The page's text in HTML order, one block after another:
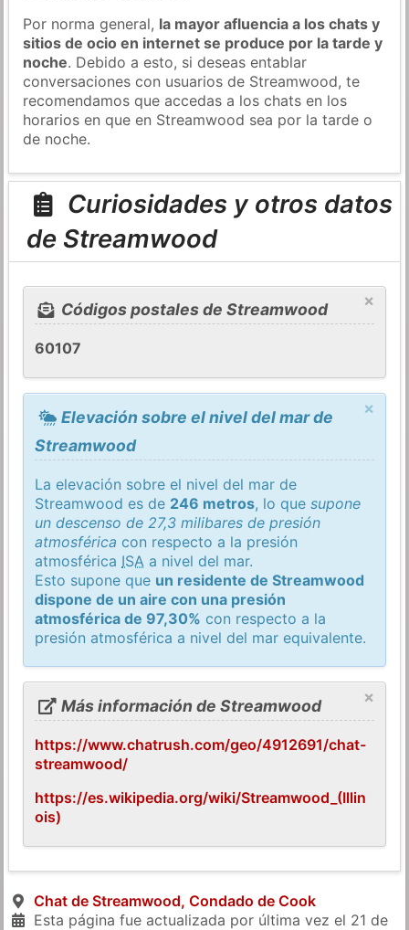
Por norma general, la mayor afluencia a los chats y
sitios de ocio en internet se produce por la tarde y
noche. Debido a esto, si deseas entablar
conversaciones con usuarios de Streamwood, te
recomendamos que accedas a los chats en los
horarios en que en Streamwood sea por la tarde o
de noche.
Curiosidades y otros datos
de Streamwood
×
Códigos postales de Streamwood
60107
×
Elevación sobre el nivel del mar de
Streamwood
La elevación sobre el nivel del mar de
Streamwood es de 246 metros, lo quesupone
un descenso de 27,3 milibares de presión
atmosférica con respecto a la presión
atmosférica ISA a nivel del mar.
Esto supone que un residente de Streamwood
dispone de un aire con una presión
atmosférica de 97,30% con respecto a la
presión atmosférica a nivel del mar equivalente.
×
Más información de Streamwood
https://www.chatrush.com/geo/4912691/chat-
streamwood/
https://es.wikipedia.org/wiki/Streamwood_(Illin
ois)
Chat de Streamwood, Condado de Cook
Esta página fue actualizada por última vez el 21 de